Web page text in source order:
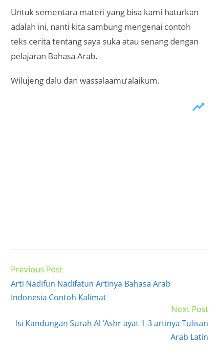
Untuk sementara materi yang bisa kami haturkan
adalah ini, nanti kita sambung mengenai contoh
teks cerita tentang saya suka atau senang dengan
pelajaran Bahasa Arab.
Wilujeng dalu dan wassalaamu’alaikum.
Read
articles
Previous Post
Arti Nadifun Nadifatun Artinya Bahasa Arab
Indonesia Contoh Kalimat
Next Post
Isi Kandungan Surah Al ‘Ashr ayat 1-3 artinya Tulisan
Arab Latin